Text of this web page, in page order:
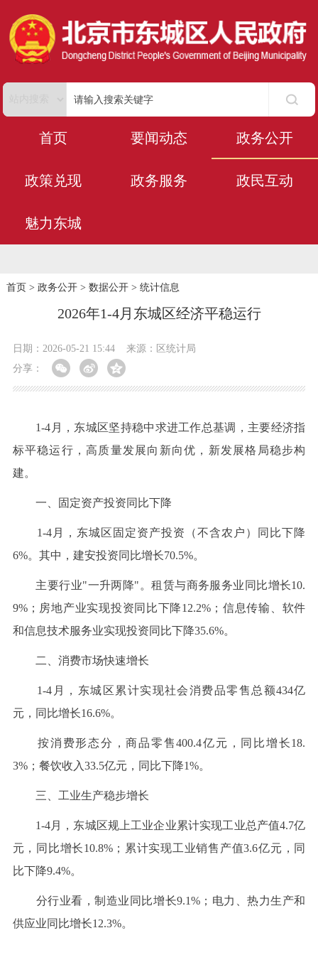
首页 要闻动态 政务公开
政策兑现 政务服务 政民互动
魅力东城
首页 > 政务公开> 数据公开> 统计信息
2026年1-4月东城区经济平稳运行
日期：2026-05-21 15:44
来源：区统计局
分享：
1-4月，东城区坚持稳中求进工作总基调，主要经济指
标平稳运行，高质量发展向新向优，新发展格局稳步构
建。
一、固定资产投资同比下降
1-4月，东城区固定资产投资（不含农户）同比下降
6%。其中，建安投资同比增长70.5%。
主要行业"一升两降"。租赁与商务服务业同比增长10.
9%；房地产业实现投资同比下降12.2%；信息传输、软件
和信息技术服务业实现投资同比下降35.6%。
二、消费市场快速增长
1-4月，东城区累计实现社会消费品零售总额434亿
元，同比增长16.6%。
按消费形态分，商品零售400.4亿元，同比增长18.
3%；餐饮收入33.5亿元，同比下降1%。
三、工业生产稳步增长
1-4月，东城区规上工业企业累计实现工业总产值4.7亿
元，同比增长10.8%；累计实现工业销售产值3.6亿元，同
比下降9.4%。
分行业看，制造业同比增长9.1%；电力、热力生产和
供应业同比增长12.3%。